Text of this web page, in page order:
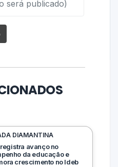
DIAMANTINA
avanço no
da educação e
crescimento no Ideb